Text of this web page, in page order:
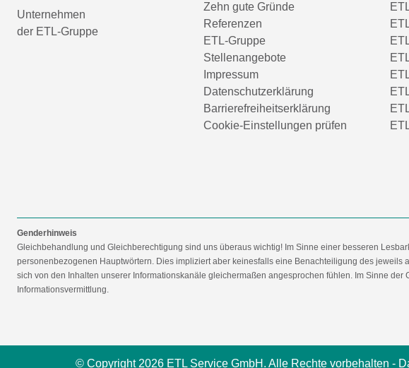
Unternehmen
der ETL-Gruppe
Zehn gute Gründe
Referenzen
ETL-Gruppe
Stellenangebote
Impressum
Datenschutzerklärung
Barrierefreiheitserklärung
Cookie-Einstellungen prüfen
Genderhinweis
Gleichbehandlung und Gleichberechtigung sind uns überaus wichtig! Im Sinne einer besseren
personenbezogenen Hauptwörtern. Dies impliziert aber keinesfalls eine Benachteiligung des
sich von den Inhalten unserer Informationskanäle gleichermaßen angesprochen fühlen. Im Sinne
Informationsvermittlung.
© Copyright 2026 ETL Service GmbH. Alle Rechte vorbehalten -